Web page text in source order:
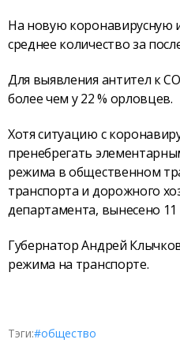
На новую коронавирусную
среднее количество за
Для выявления антител к
более чем у 22 % орловцев.
Хотя ситуацию с
пренебрегать
режима в общественном
транспорта и дорожного
департамента, вынесено
Губернатор Андрей
режима на транспорте.
Тэги:#общество